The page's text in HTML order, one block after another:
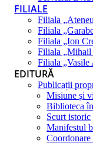
FILIALE
Filiala
Filiala
Filiala „Ion
Filiala „Mihail
Filiala „Vasile
EDITURĂ
Publicații
Misiune şi
Biblioteca
Scurt istoric
Manifestul
Coordonare